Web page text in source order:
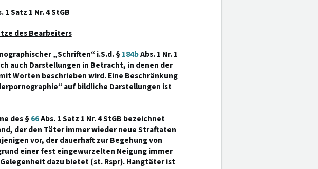
1 Satz 1 Nr. 4 StGB
des Bearbeiters
„Schriften“ i.S.d. §184bAbs. 1 Nr. 1
auch Darstellungen in Betracht, in denen der
Worten beschrieben wird. Eine Beschränkung
auf bildliche Darstellungen ist
des §66Abs. 1 Satz 1 Nr. 4 StGB bezeichnet
der den Täter immer wieder neue Straftaten
vor, der dauerhaft zur Begehung von
einer fest eingewurzelten Neigung immer
dazu bietet (st. Rspr). Hangtäter ist